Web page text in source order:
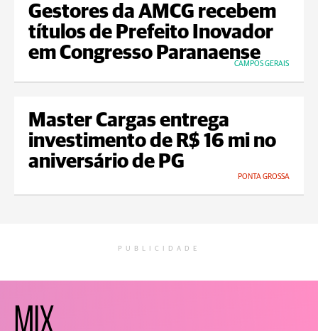
Gestores da AMCG recebem
títulos de Prefeito Inovador
em Congresso Paranaense
CAMPOS GERAIS
Master Cargas entrega
investimento de R$ 16 mi no
aniversário de PG
PONTA GROSSA
PUBLICIDADE
MIX